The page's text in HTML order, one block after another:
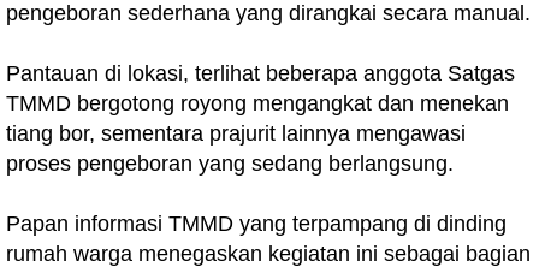
pengeboran sederhana yang dirangkai secara manual.
Pantauan di lokasi, terlihat beberapa anggota Satgas
TMMD bergotong royong mengangkat dan menekan
tiang bor, sementara prajurit lainnya mengawasi
proses pengeboran yang sedang berlangsung.
Papan informasi TMMD yang terpampang di dinding
rumah warga menegaskan kegiatan ini sebagai bagian